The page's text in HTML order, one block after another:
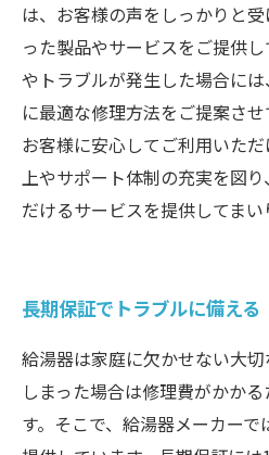
は、お客様の声をしっかりと
った製品やサービスをご提供
やトラブルが発生した場合に
に最適な修理方法をご提案させ
お客様に安心してご利用いた
上やサポート体制の充実を図
だけるサービスを提供してまい
長期保証でトラブルに備える
給湯器は家庭に欠かせない大
しまった場合は修理費がかか
す。そこで、給湯器メーカー